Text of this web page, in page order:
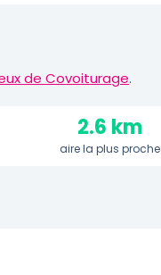
de Covoiturage.
2.6 km
aire la plus proche